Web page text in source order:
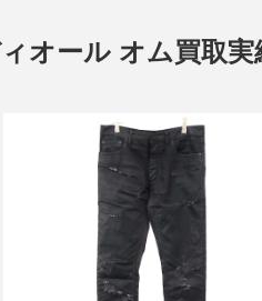
オール オム買取実
ディオールオム 2004SS STRIP
Destroyed Jeans デストロイダメージ
ーティング デニムパンツ
買取金額350,000円